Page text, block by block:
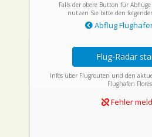
Falls der obere Button für
nutzen Sie bitte den
Abflug
Flug-Radar
Infos über Flugrouten und den
Flughafen
Fehler